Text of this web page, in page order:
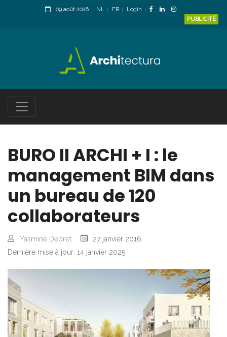
09 août 2026 NL FR
Login
PUBLICITÉ
BURO II ARCHI + I : le
management BIM dans
un bureau de 120
collaborateurs
Yasmine Depret
27 janvier 2016
Dernière mise à jour: 14 janvier 2025